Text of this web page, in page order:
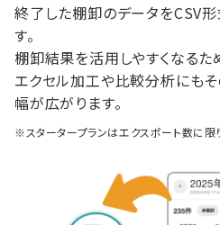
終了した棚卸のデータをCSV
す。
棚卸結果を活用しやすくなるた
エクセル加工や比較分析にも
幅が広がります。
※スタータープランはエクスポート数に限